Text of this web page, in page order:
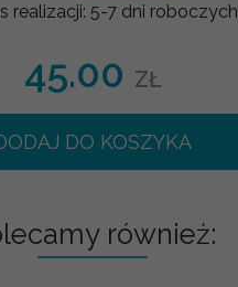
realizacji: 5-7 dni roboczych
45.00 ZŁ
DO KOSZYKA
również: